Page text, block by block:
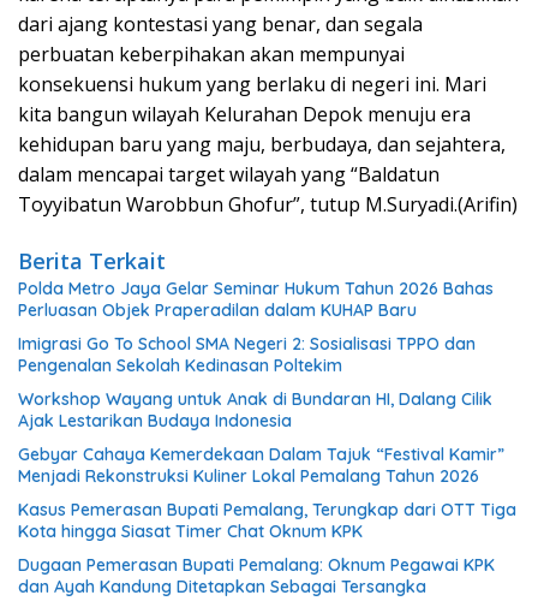
dari ajang kontestasi yang benar, dan segala
perbuatan keberpihakan akan mempunyai
konsekuensi hukum yang berlaku di negeri ini. Mari
kita bangun wilayah Kelurahan Depok menuju era
kehidupan baru yang maju, berbudaya, dan sejahtera,
dalam mencapai target wilayah yang “Baldatun
Toyyibatun Warobbun Ghofur”, tutup M.Suryadi.(Arifin)
Berita Terkait
Polda Metro Jaya Gelar Seminar Hukum Tahun 2026 Bahas
Perluasan Objek Praperadilan dalam KUHAP Baru
Imigrasi Go To School SMA Negeri 2: Sosialisasi TPPO dan
Pengenalan Sekolah Kedinasan Poltekim
Workshop Wayang untuk Anak di Bundaran HI, Dalang Cilik
Ajak Lestarikan Budaya Indonesia
Gebyar Cahaya Kemerdekaan Dalam Tajuk “Festival Kamir”
Menjadi Rekonstruksi Kuliner Lokal Pemalang Tahun 2026
Kasus Pemerasan Bupati Pemalang, Terungkap dari OTT Tiga
Kota hingga Siasat Timer Chat Oknum KPK
Dugaan Pemerasan Bupati Pemalang: Oknum Pegawai KPK
dan Ayah Kandung Ditetapkan Sebagai Tersangka